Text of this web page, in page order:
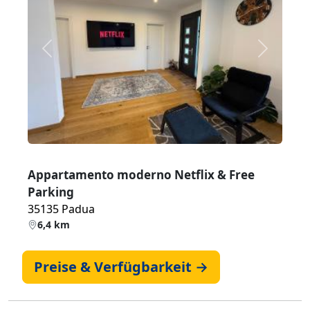
Zurück Weiter
Appartamento moderno Netflix & Free
Parking
35135 Padua
6,4 km
Preise & Verfügbarkeit →